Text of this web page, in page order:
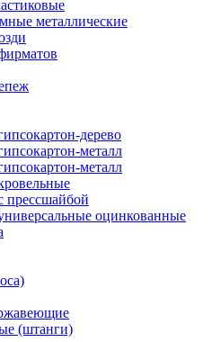
металлические
дерево
металл
металл
прессшайбой
оцинкованные
(штанги)